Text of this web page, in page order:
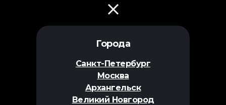
Города
Санкт-Петербург
Москва
Архангельск
Великий Новгород